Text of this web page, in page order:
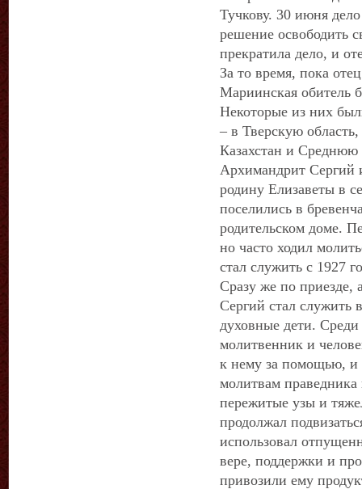
Тучкову. 30 июня
решение освободить
прекратила дело, и
За то время, пока
Мариинская обитель
Некоторые из них
– в Тверскую
Казахстан и
Архимандрит Сергий
родину Елизаветы в
поселились в
родительском доме.
но часто ходил
стал служить с 1927
Сразу же по приезде,
Сергий стал служить
духовные дети.
молитвенник и
к нему за помощью, и
молитвам
пережитые узы и
продолжал
использовал
вере, поддержки и
привозили ему